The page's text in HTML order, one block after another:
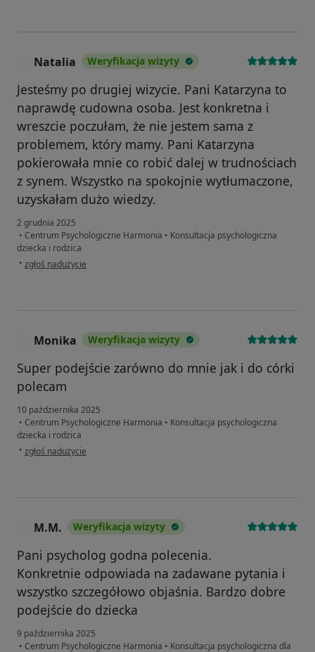
Natalia Weryfikacja wizyty
Jesteśmy po drugiej wizycie. Pani Katarzyna to
naprawdę cudowna osoba. Jest konkretna i
wreszcie poczułam, że nie jestem sama z
problemem, który mamy. Pani Katarzyna
pokierowała mnie co robić dalej w trudnościach
z synem. Wszystko na spokojnie wytłumaczone,
uzyskałam dużo wiedzy.
2 grudnia 2025
• Centrum Psychologiczne Harmonia • Konsultacja psychologiczna
dziecka i rodzica
• w opinii użytkownika Natalia
zgłoś nadużycie
Monika Weryfikacja wizyty
Super podejście zarówno do mnie jak i do córki
polecam
10 października 2025
• Centrum Psychologiczne Harmonia • Konsultacja psychologiczna
dziecka i rodzica
• w opinii użytkownika Monika
zgłoś nadużycie
M.M. Weryfikacja wizyty
Pani psycholog godna polecenia.
Konkretnie odpowiada na zadawane pytania i
wszystko szczegółowo objaśnia. Bardzo dobre
podejście do dziecka
9 października 2025
• Centrum Psychologiczne Harmonia • Konsultacja psychologiczna dla